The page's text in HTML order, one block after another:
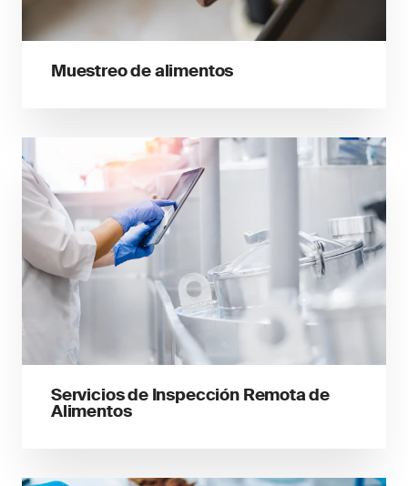
Muestreo de alimentos
Servicios de Inspección Remota de
Alimentos